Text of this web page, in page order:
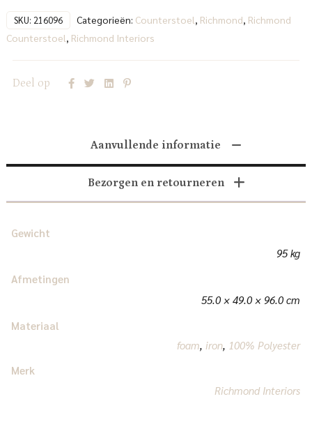
SKU: 216096 Categorieën: Counterstoel, Richmond, Richmond
Counterstoel, Richmond Interiors
Deel op
Aanvullende informatie
Bezorgen en retourneren
Gewicht
95 kg
Afmetingen
55.0 × 49.0 × 96.0 cm
Materiaal
foam, iron, 100% Polyester
Merk
Richmond Interiors